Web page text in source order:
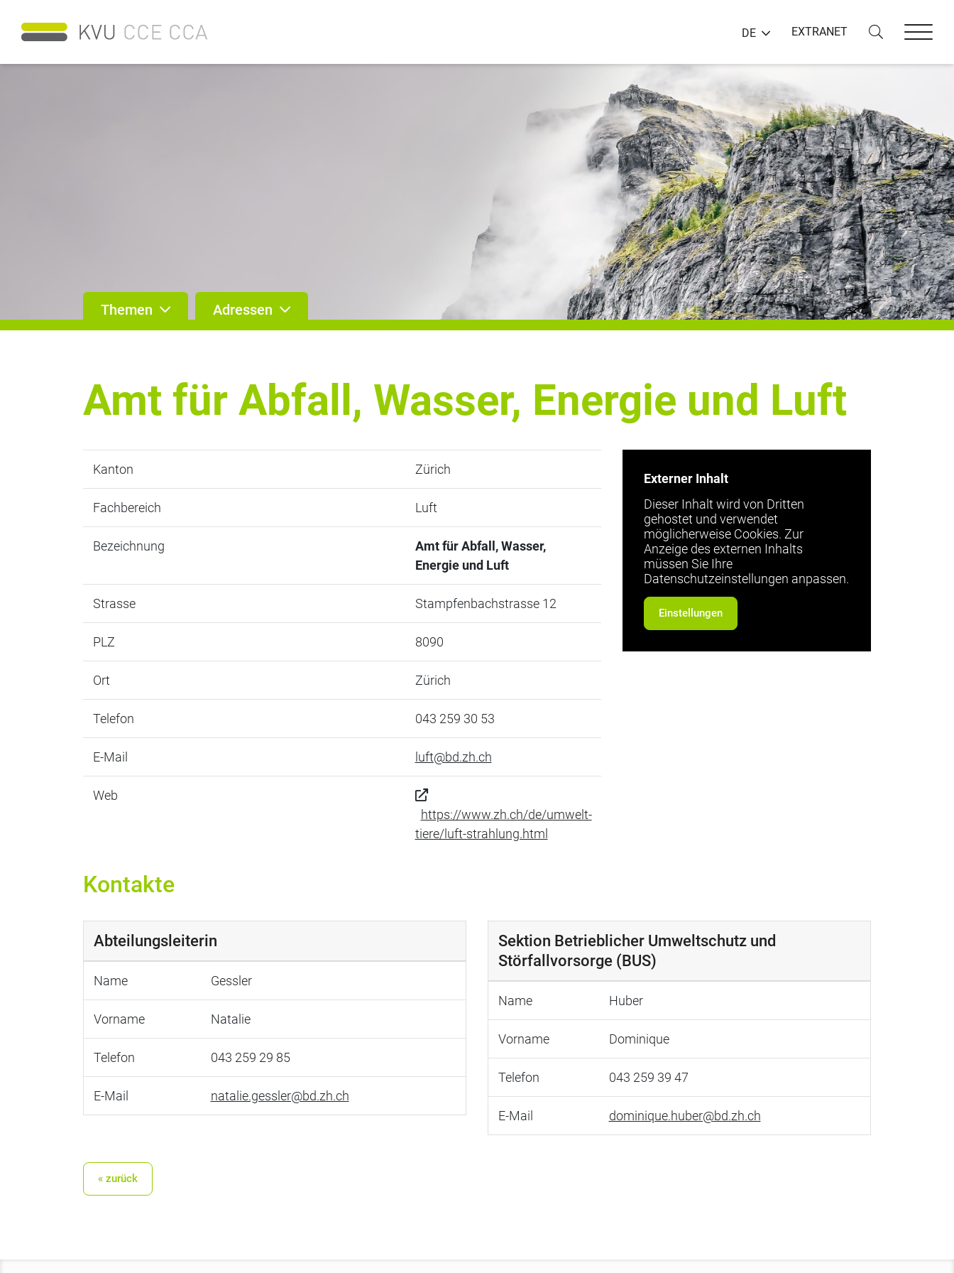
DE EXTRANET
Themen Adressen
Amt für Abfall, Wasser, Energie und Luft
Kanton Zürich
Fachbereich Luft
Bezeichnung
Amt für Abfall, Wasser,
Energie und Luft
Strasse Stampfenbachstrasse 12
PLZ 8090
Ort Zürich
Telefon 043 259 30 53
E-Mail luft@bd.zh.ch
Web
https://www.zh.ch/de/umwelt-
tiere/luft-strahlung.html
Externer Inhalt
Dieser Inhalt wird von Dritten
gehostet und verwendet
möglicherweise Cookies. Zur
Anzeige des externen Inhalts
müssen Sie Ihre
Datenschutzeinstellungen anpassen.
Einstellungen
Kontakte
Abteilungsleiterin
Name Gessler
Vorname Natalie
Telefon 043 259 29 85
E-Mail natalie.gessler@bd.zh.ch
Sektion Betrieblicher Umweltschutz und
Störfallvorsorge (BUS)
Name Huber
Vorname Dominique
Telefon 043 259 39 47
E-Mail dominique.huber@bd.zh.ch
« zurück